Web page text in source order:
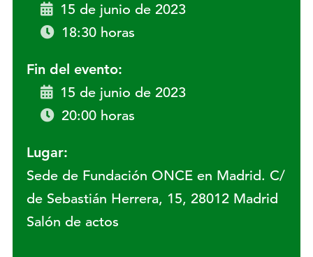
15 de junio de 2023
18:30 horas
Fin del evento:
15 de junio de 2023
20:00 horas
Lugar:
Sede de Fundación ONCE en Madrid. C/
de Sebastián Herrera, 15, 28012 Madrid
Salón de actos